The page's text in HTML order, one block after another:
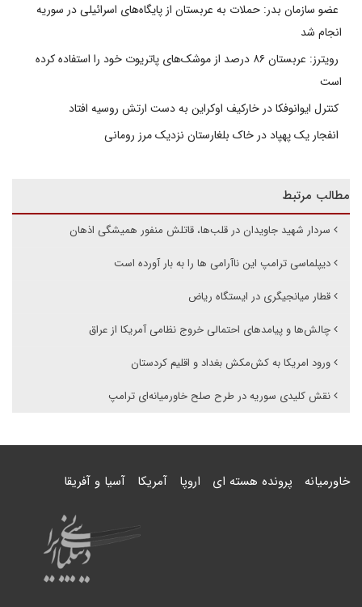
عضو سازمان بدر: حملات به عربستان از پایگاه‌های اسرائیلی در سوریه
انجام شد
رویترز: عربستان ۸۶ درصد از موشک‌های پاتریوت خود را استفاده کرده
است
کنترل ایوانوفکا در خارکیف اوکراین به دست ارتش روسیه افتاد
انفجار یک پهپاد در خاک بلغارستان نزدیک مرز رومانی
مطالب مرتبط
سردار شهید جاویدان در قلب‌ها، قاتلش منفور همیشگی اذهان
دیپلماسی ترامپ این ناآرامی ها را به بار آورده است
قطار میانجیگری در ایستگاه ریاض
چالش‌ها و پیامدهای احتمالی خروج نظامی آمریکا از عراق
ورود امریکا به کش‌مکش بغداد و اقلیم کردستان
نقش کلیدی سوریه در طرح صلح خاورمیانه‌ای ترامپ
خاورمیانه پرونده هسته ای اروپا آمریکا آسیا و آفریقا